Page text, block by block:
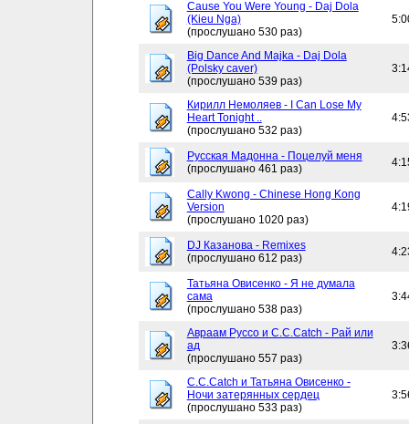
Cause You Were Young - Daj Dola
(Kieu Nga)
(прослушано 530 раз)
Big Dance And Majka - Daj Dola
(Polsky caver)
(прослушано 539 раз)
Кирилл Немоляев - I Can Lose My
Heart Tonight ..
(прослушано 532 раз)
Русская Мадонна - Поцелуй меня
(прослушано 461 раз)
Cally Kwong - Chinese Hong Kong
Version
(прослушано 1020 раз)
DJ Казанова - Remixes
(прослушано 612 раз)
Татьяна Овисенко - Я не думала
сама
(прослушано 538 раз)
Авраам Руссо и C.C.Catch - Рай или
ад
(прослушано 557 раз)
C.C.Catch и Татьяна Овисенко -
Ночи затерянных сердец
(прослушано 533 раз)